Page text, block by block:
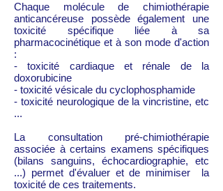
Chaque molécule de chimiothérapie
anticancéreuse possède également une
toxicité spécifique liée à sa
pharmacocinétique et à son mode d'action
:
- toxicité cardiaque et rénale de la
doxorubicine
- toxicité vésicale du cyclophosphamide
- toxicité neurologique de la vincristine, etc
...
La consultation pré-chimiothérapie
associée à certains examens spécifiques
(bilans sanguins, échocardiographie, etc
...) permet d'évaluer et de minimiser la
toxicité de ces traitements.